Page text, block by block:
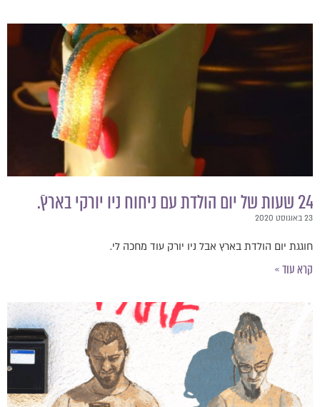
24 שעות של יום הולדת עם ניחוח ניו יורקי בארץ.ֿ
23 באוגוסט 2020
חוגגת יום הולדת בארץ אבל ניו יורק עוד מחכה לי.
קרא עוד »